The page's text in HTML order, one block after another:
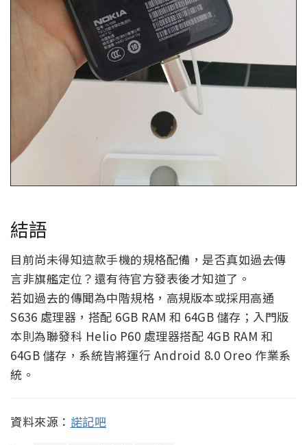
結語
目前尚未得知這款手機的規格配備，是否真如過去傳
言非旗艦定位？還有待官方發表後才知道了。
若如過去的傳聞為中階規格，高規版本或採用高通
S636 處理器，搭配 6GB RAM 和 64GB 儲存；入門版
本則為聯發科 Helio P60 處理器搭配 4GB RAM 和
64GB 儲存，系統皆將運行 Android 8.0 Oreo 作業系
統。
資料來源： 諾記吧